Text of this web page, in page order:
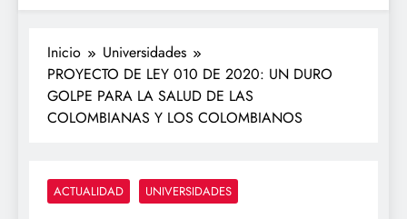
Inicio
Universidades
PROYECTO DE LEY 010 DE 2020: UN DURO
GOLPE PARA LA SALUD DE LAS
COLOMBIANAS Y LOS COLOMBIANOS
ACTUALIDAD UNIVERSIDADES